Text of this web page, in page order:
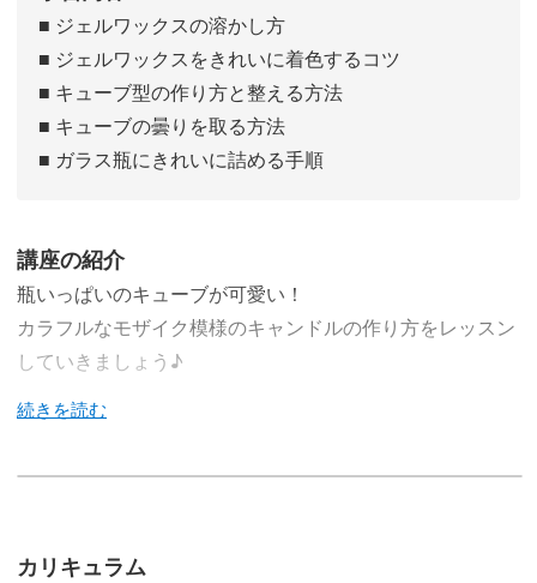
■ ジェルワックスの溶かし方
■ ジェルワックスをきれいに着色するコツ
■ キューブ型の作り方と整える方法
■ キューブの曇りを取る方法
■ ガラス瓶にきれいに詰める手順
講座の紹介
瓶いっぱいのキューブが可愛い！
カラフルなモザイク模様のキャンドルの作り方をレッスン
していきましょう♪
ーしていきます♪
カリキュラム